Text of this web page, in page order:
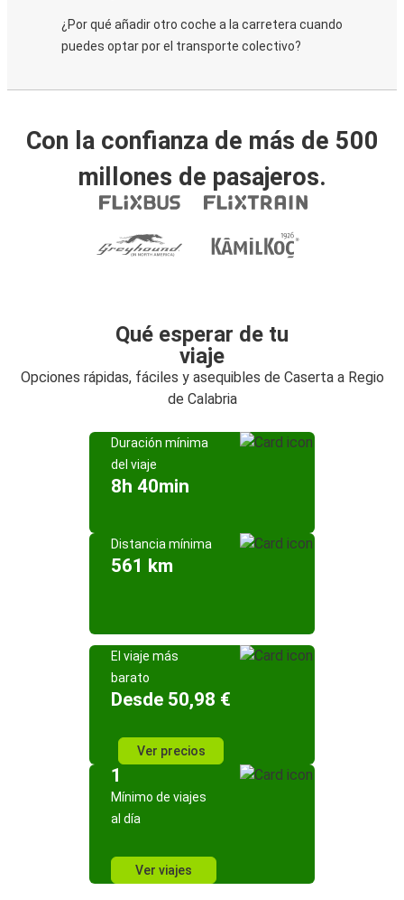
¿Por qué añadir otro coche a la carretera cuando
puedes optar por el transporte colectivo?
Con la confianza de más de 500
millones de pasajeros.
Qué esperar de tu
viaje
Opciones rápidas, fáciles y asequibles de Caserta a Regio
de Calabria
Duración mínima
del viaje
8h 40min
Distancia mínima
561 km
El viaje más
barato
Desde 50,98 €
Ver precios
1
Mínimo de viajes
al día
Ver viajes